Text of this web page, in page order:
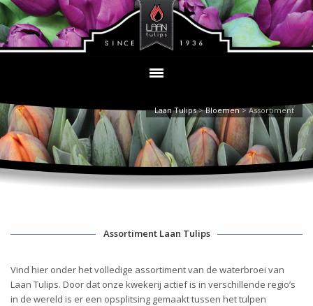
Laan Tulips>Bloemen>Assortiment
Assortiment Laan Tulips
Vind hier onder het volledige assortiment van de waterbroei van
Laan Tulips. Door dat onze kwekerij actief is in verschillende regio’s
in de wereld is er een opsplitsing gemaakt tussen het tulpen